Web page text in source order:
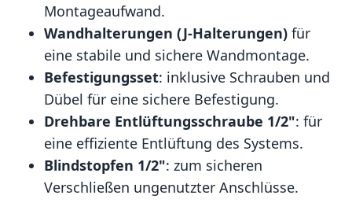
Montageaufwand.
Wandhalterungen (J-Halterungen) für
eine stabile und sichere Wandmontage.
Befestigungsset: inklusive Schrauben und
Dübel für eine sichere Befestigung.
Drehbare Entlüftungsschraube 1/2": für
eine effiziente Entlüftung des Systems.
Blindstopfen 1/2": zum sicheren
Verschließen ungenutzter Anschlüsse.